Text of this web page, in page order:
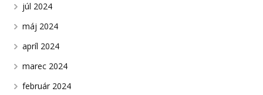
júl 2024
máj 2024
apríl 2024
marec 2024
február 2024